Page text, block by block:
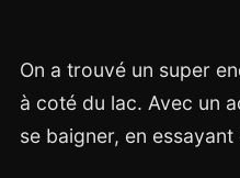
On a trouvé un super
à coté du lac. Avec un
se baigner, en